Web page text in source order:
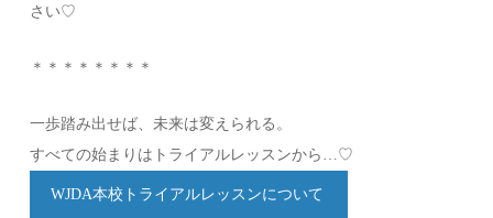
さい♡
＊＊＊＊＊＊＊＊
一歩踏み出せば、未来は変えられる。
すべての始まりはトライアルレッスンから…♡
WJDA本校トライアルレッスンについて